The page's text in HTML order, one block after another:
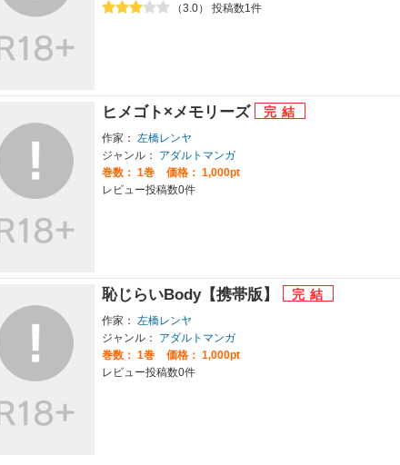
（3.0） 投稿数1件
ヒメゴト×メモリーズ
作家： 左橋レンヤ
ジャンル：
アダルトマンガ
巻数： 1巻
価格： 1,000pt
レビュー投稿数0件
恥じらいBody【携帯版】
作家： 左橋レンヤ
ジャンル：
アダルトマンガ
巻数： 1巻
価格： 1,000pt
レビュー投稿数0件